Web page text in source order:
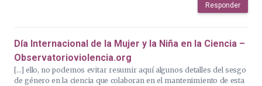
Responder
Día Internacional de la Mujer y la Niña en la Ciencia –
Observatorioviolencia.org
[…] ello, no podemos evitar resumir aquí algunos detalles del sesgo
de género en la ciencia que colaboran en el mantenimiento de esta